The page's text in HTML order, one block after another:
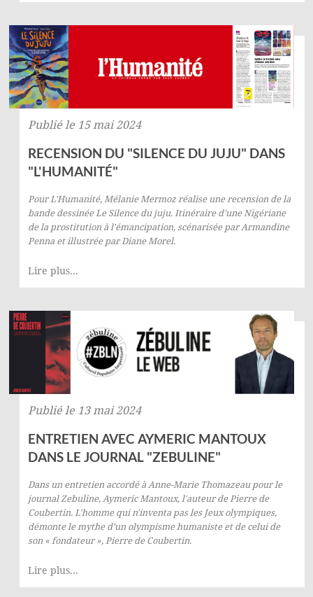
Publié le 15 mai 2024
RECENSION DU "SILENCE DU JUJU" DANS
"L'HUMANITÉ"
PourL'Humanité, Mélanie Mermoz réalise une recension de la
bande dessinée Le Silence du juju. Itinéraire d'une Nigériane
de la prostitution à l'émancipation, scénarisée par Armandine
Penna et illustrée par Diane Morel.
Lire plus...
Publié le 13 mai 2024
ENTRETIEN AVEC AYMERIC MANTOUX
DANS LE JOURNAL "ZEBULINE"
Dans un entretien accordé à Anne-Marie Thomazeau pour le
journalZebuline, Aymeric Mantoux, l'auteur de Pierre de
Coubertin. L'homme qui n'inventa pas les Jeux olympiques,
démonte le mythe d’un olympisme humaniste et de celui de
son « fondateur », Pierre de Coubertin.
Lire plus...